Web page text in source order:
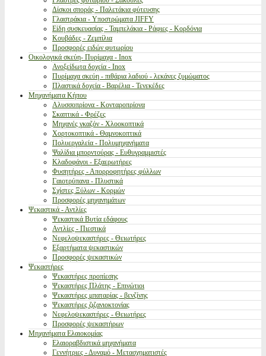
Δίσκοι σποράς - Παλετάκια φύτευσης
Γλαστράκια - Υποστρώματα JIFFY
Είδη συσκευασίας - Ταμπελάκια - Ράφιες - Κορδόνια
Κουβάδες - Ζεμπίλια
Προσφορές ειδών φυτωρίου
Οικολογικά σκεύη- Πυρίμαχα - Inox
Ανοξείδωτα δοχεία - Inox
Πυρίμαχα σκεύη - πιθάρια λαδιού - λεκάνες ζυμώματος
Πλαστικά δοχεία - Βαρέλια - Τενεκέδες
Μηχανήματα Κήπου
Αλυσσοπρίονα - Κονταροπρίονα
Σκαπτικά - Φρέζες
Μηχανές γκαζόν - Χλοοκοπτικά
Χορτοκοπτικά - Θαμνοκοπτικά
Πολυεργαλεία - Πολυμηχανήματα
Ψαλίδια μπορντούρας - Ευθυγραμμιστές
Κλαδοφάγοι - Εξαερωτήρες
Φυσητήρες - Απορροφητήρες φύλλων
Γαιοτρύπανα - Πλυστικά
Σχίστες Ξύλων - Κορμών
Προσφορές μηχανημάτων
Ψεκαστικά - Αντλίες
Ψεκαστικά Βυτία εδάφους
Αντλίες - Πιεστικά
Νεφελοψεκαστήρες - Θειωτήρες
Εξαρτήματα ψεκαστικών
Προσφορές ψεκαστικών
Ψεκαστήρες
Ψεκαστήρες προπίεσης
Ψεκαστήρες Πλάτης - Επινώτιοι
Ψεκαστήρες μπαταρίας - βενζίνης
Ψεκαστήρες ζιζανιοκτονίας
Νεφελοψεκαστήρες - Θειωτήρες
Προσφορές ψεκαστήρων
Μηχανήματα Ελαιοκομίας
Ελαιοραβδιστικά μηχανήματα
Γεννήτριες - Δυναμό - Μετασχηματιστές